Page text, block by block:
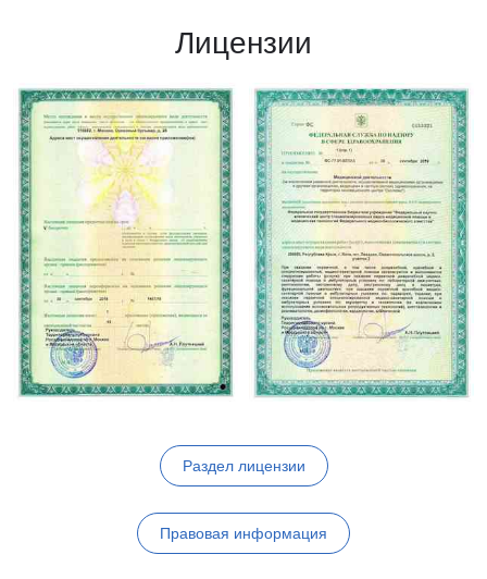
Лицензии
Раздел лицензии
Правовая информация